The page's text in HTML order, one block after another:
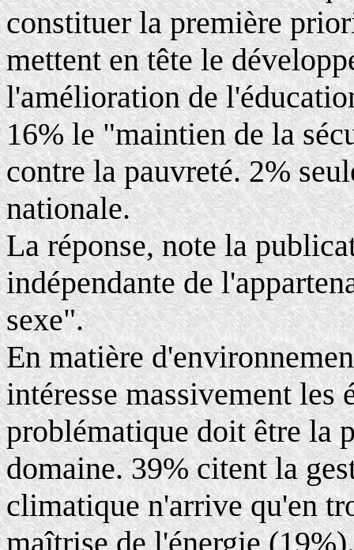
constituer la première
mettent en tête le
l'amélioration de
16% le "maintien de la
contre la pauvreté. 2%
nationale.
La réponse, note la
indépendante de
sexe".
En matière
intéresse massivement les
problématique doit être la
domaine. 39% citent la
climatique n'arrive qu'en
maîtrise de l'énergie (19%).